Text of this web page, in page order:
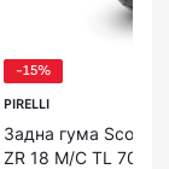
ни с
-15%
PIRELLI
Задна гума
ZR 18 M/C TL 70W R